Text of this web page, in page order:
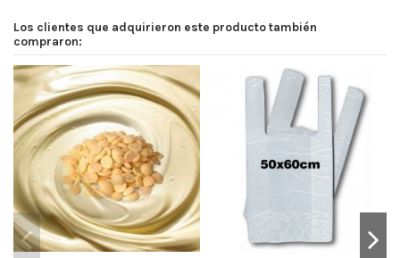
Los clientes que adquirieron este producto también
compraron: